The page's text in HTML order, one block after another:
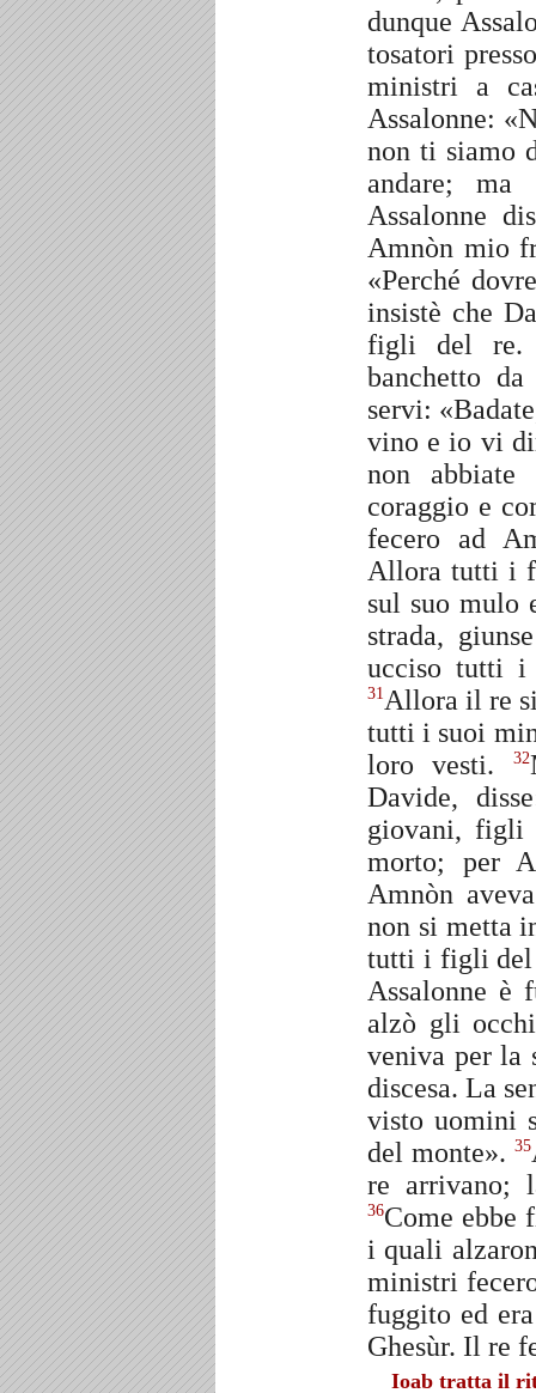
dunque
tosatori
ministri a
Assalonne:
non ti siamo
andare;
Assalonne
Amnòn mio
«Perché
insistè che
figli del re.
banchetto
servi:
vino e io vi
non
coraggio e
fecero ad
Allora tutti i
sul suo mulo
strada,
ucciso tutti i
31 Allora il re
tutti i suoi
loro vesti.
32
Davide,
giovani, figli
morto; per
Amnòn
non si metta
tutti i figli del
Assalonne è
alzò gli
veniva per la
discesa. La
visto uomini
del monte».35
re arrivano;
36Come ebbe
i quali
ministri
fuggito ed
Ghesùr. Il re
Ioab tratta il